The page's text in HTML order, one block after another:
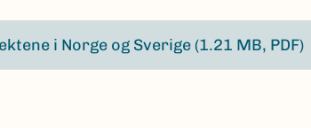
i Norge og Sverige(1.21 MB, PDF)